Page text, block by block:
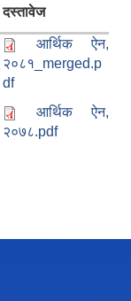
दस्तावेज
आर्थिक ऐन,
२०८१_merged.p
df
आर्थिक ऐन,
२०७८.pdf